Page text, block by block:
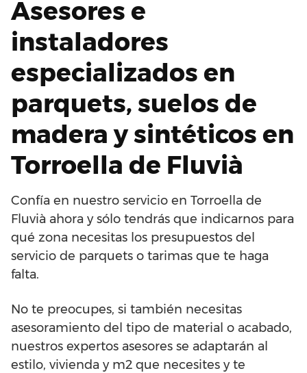
Asesores e
instaladores
especializados en
parquets, suelos de
madera y sintéticos en
Torroella de Fluvià
Confía en nuestro servicio en Torroella de
Fluvià ahora y sólo tendrás que indicarnos para
qué zona necesitas los presupuestos del
servicio de parquets o tarimas que te haga
falta.
No te preocupes, si también necesitas
asesoramiento del tipo de material o acabado,
nuestros expertos asesores se adaptarán al
estilo, vivienda y m2 que necesites y te